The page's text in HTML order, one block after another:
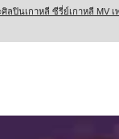
ลปินเกาหลี ซีรี่ย์เกาหลี MV